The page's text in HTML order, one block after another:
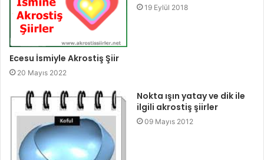
Ecesu İsmiyle Akrostiş Şiir
20 Mayıs 2022
19 Eylül 2018
Nokta ışın yatay ve dik ile
ilgili akrostiş şiirler
09 Mayıs 2012